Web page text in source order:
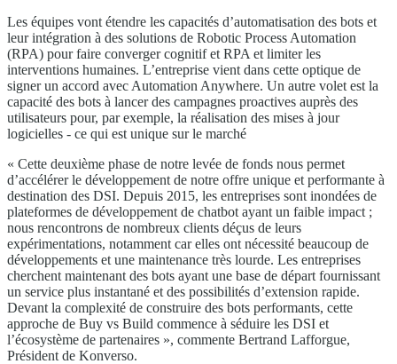
Les équipes vont étendre les capacités d’automatisation des bots et
leur intégration à des solutions de Robotic Process Automation
(RPA) pour faire converger cognitif et RPA et limiter les
interventions humaines. L’entreprise vient dans cette optique de
signer un accord avec Automation Anywhere. Un autre volet est la
capacité des bots à lancer des campagnes proactives auprès des
utilisateurs pour, par exemple, la réalisation des mises à jour
logicielles - ce qui est unique sur le marché
« Cette deuxième phase de notre levée de fonds nous permet
d’accélérer le développement de notre offre unique et performante à
destination des DSI. Depuis 2015, les entreprises sont inondées de
plateformes de développement de chatbot ayant un faible impact ;
nous rencontrons de nombreux clients déçus de leurs
expérimentations, notamment car elles ont nécessité beaucoup de
développements et une maintenance très lourde. Les entreprises
cherchent maintenant des bots ayant une base de départ fournissant
un service plus instantané et des possibilités d’extension rapide.
Devant la complexité de construire des bots performants, cette
approche de Buy vs Build commence à séduire les DSI et
l’écosystème de partenaires », commente Bertrand Lafforgue,
Président de Konverso.